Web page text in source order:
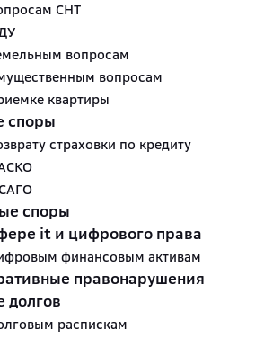
СНТ
вопросам
вопросам
квартиры
споры
страховки по кредиту
споры
it и цифрового права
финансовым активам
правонарушения
долгов
распискам